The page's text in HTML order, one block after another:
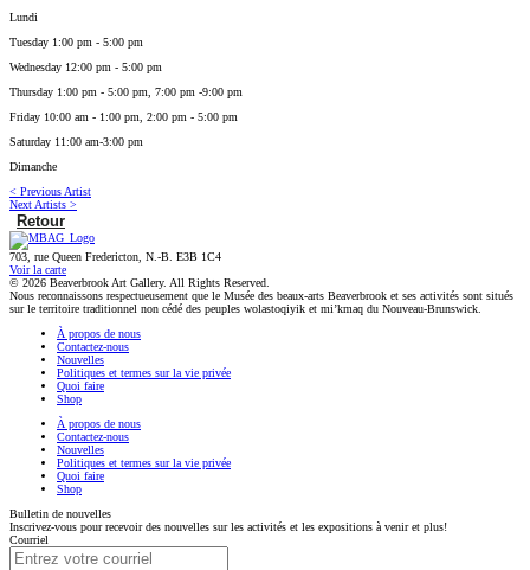
Lundi
Tuesday 1:00 pm - 5:00 pm
Wednesday 12:00 pm - 5:00 pm
Thursday 1:00 pm - 5:00 pm, 7:00 pm -9:00 pm
Friday 10:00 am - 1:00 pm, 2:00 pm - 5:00 pm
Saturday 11:00 am-3:00 pm
Dimanche
< Previous Artist
Next Artists >
Retour
703, rue Queen Fredericton, N.-B. E3B 1C4
Voir la carte
© 2026 Beaverbrook Art Gallery. All Rights Reserved.
Nous reconnaissons respectueusement que le Musée des beaux-arts Beaverbrook et ses activités sont situés
sur le territoire traditionnel non cédé des peuples wolastoqiyik et mi’kmaq du Nouveau-Brunswick.
À propos de nous
Contactez-nous
Nouvelles
Politiques et termes sur la vie privée
Quoi faire
Shop
À propos de nous
Contactez-nous
Nouvelles
Politiques et termes sur la vie privée
Quoi faire
Shop
Bulletin de nouvelles
Inscrivez-vous pour recevoir des nouvelles sur les activités et les expositions à venir et plus!
Courriel